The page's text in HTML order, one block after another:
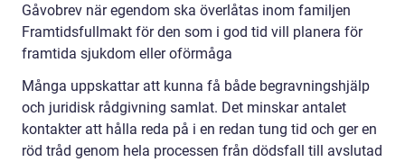
Gåvobrev när egendom ska överlåtas inom familjen
Framtidsfullmakt för den som i god tid vill planera för
framtida sjukdom eller oförmåga
Många uppskattar att kunna få både begravningshjälp
och juridisk rådgivning samlat. Det minskar antalet
kontakter att hålla reda på i en redan tung tid och ger en
röd tråd genom hela processen från dödsfall till avslutad